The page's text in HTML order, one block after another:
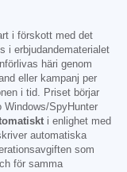
i förskott med det
i erbjudandematerialet
häri genom
eller kampanj per
i tid. Priset börjar
Windows/SpyHunter
i enlighet med
automatiska
som
för samma